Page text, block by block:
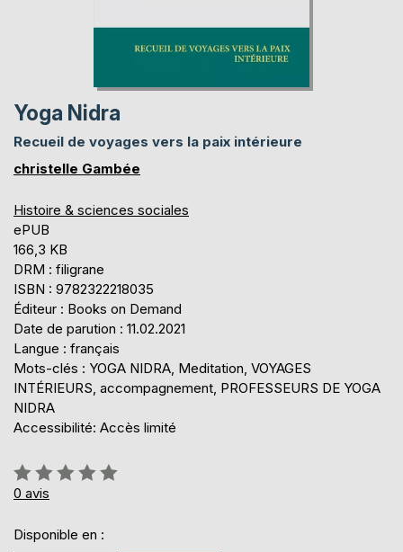
Yoga Nidra
Recueil de voyages vers la paix intérieure
christelle Gambée
Histoire & sciences sociales
ePUB
166,3 KB
DRM : filigrane
ISBN : 9782322218035
Éditeur : Books on Demand
Date de parution : 11.02.2021
Langue : français
Mots-clés : YOGA NIDRA, Meditation, VOYAGES
INTÉRIEURS, accompagnement, PROFESSEURS DE YOGA
NIDRA
Accessibilité: Accès limité
Évaluation:
0%
0 avis
Disponible en :